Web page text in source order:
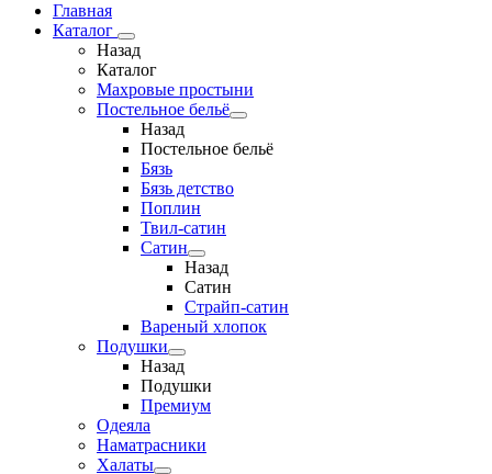
Главная
Каталог
Назад
Каталог
Махровые простыни
Постельное бельё
Назад
Постельное бельё
Бязь
Бязь детство
Поплин
Твил-сатин
Сатин
Назад
Сатин
Страйп-сатин
Вареный хлопок
Подушки
Назад
Подушки
Премиум
Одеяла
Наматрасники
Халаты